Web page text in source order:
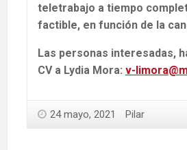
teletrabajo a tiempo
factible, en función de la
Las personas interesadas,
CV a Lydia Mora: v-
24 mayo, 2021 Pilar